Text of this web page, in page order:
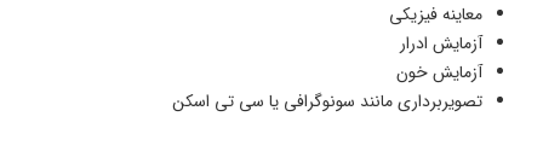
معاینه فیزیکی
آزمایش ادرار
آزمایش خون
تصویربرداری مانند سونوگرافی یا سی تی اسکن